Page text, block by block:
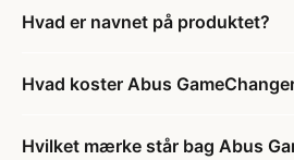
Hvad er navnet på produktet?
Hvad koster Abus
Hvilket mærke står bag Abus